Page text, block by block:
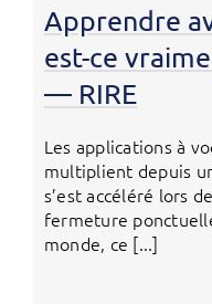
Apprendre
est-ce
— RIRE
Les applications à
multiplient depuis
s’est accéléré lors
fermeture
monde, ce [...]